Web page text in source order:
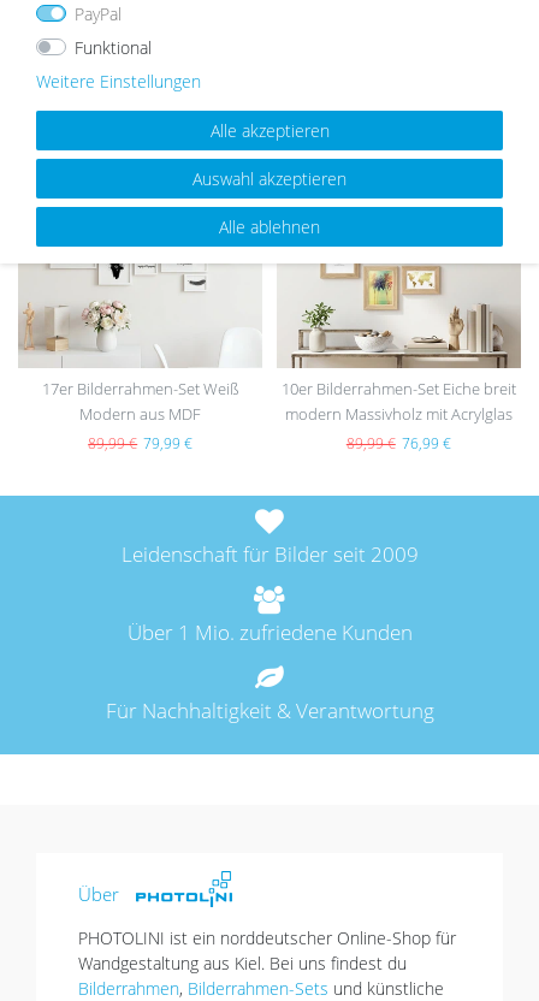
Bilderrahmen Weiß Schmal mit
Acrylglas | Serie 180
ab 5,99 €
nsc
17er Bilderrahmen-Set Weiß
Modern aus MDF
89,99 € 79,99 €
Wu
nsc
hlist
10er Bilderrahmen-Set Eiche breit
modern Massivholz mit Acrylglas
89,99 € 76,99 €
Leidenschaft für Bilder seit 2009
Über 1 Mio. zufriedene Kunden
Für Nachhaltigkeit & Verantwortung
Über
PHOTOLINI ist ein norddeutscher Online-Shop für
Wandgestaltung aus Kiel. Bei uns findest du
Bilderrahmen, Bilderrahmen-Sets und künstliche
PayPal
Funktional
Weitere Einstellungen
Alle akzeptieren
Auswahl akzeptieren
Alle ablehnen